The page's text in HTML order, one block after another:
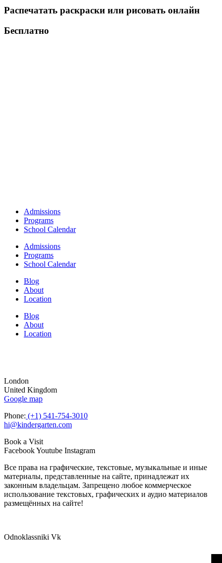
Распечатать раскраски или рисовать онлайн
Бесплатно
Admissions
Programs
School Calendar
Admissions
Programs
School Calendar
Blog
About
Location
Blog
About
Location
London
United Kingdom
Google map
Phone: (+1) 541-754-3010
hi@kindergarten.com
Book a Visit
FacebookYoutube Instagram
Все права на графические, текстовые, музыкальные и иные
материалы, представленные на сайте, принадлежат их
законным владельцам. Запрещено любое коммерческое
использование текстовых, графических и аудио материалов
размещённых на сайте!
Odnoklassniki Vk